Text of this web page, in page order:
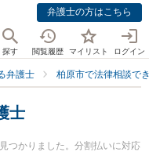
弁護士の方はこちら
探す 閲覧履歴 マイリスト ログイン
弁護士 柏原市で法律相談で
士
つかりました。分割払いに対応